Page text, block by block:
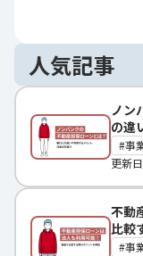
人気記事
ノン
の違
事
更新
不動
比較
事